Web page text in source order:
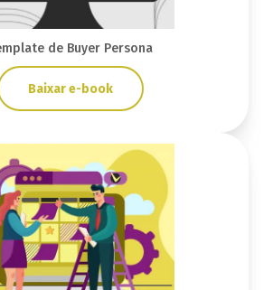
de Buyer Persona
Baixar e-book